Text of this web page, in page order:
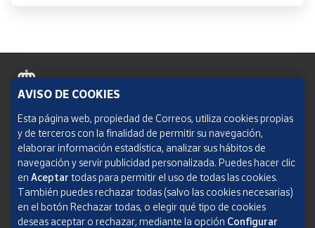
Política de cookies
Aviso legal
Condiciones del servicio
Política de Privacidad Web
AVISO DE COOKIES
Esta página web, propiedad de Correos, utiliza cookies propias
y de terceros con la finalidad de permitir su navegación,
elaborar información estadística, analizar sus hábitos de
navegación y servir publicidad personalizada. Puedes hacer clic
en Aceptar todas para permitir el uso de todas las cookies.
También puedes rechazar todas (salvo las cookies necesarias)
en el botón Rechazar todas, o elegir qué tipo de cookies
deseas aceptar o rechazar, mediante la opción Configurar